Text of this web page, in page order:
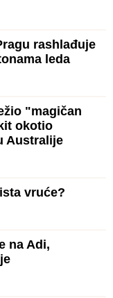
rashlađuje
leda
"magičan
okotio
Australije
vruće?
na Adi,